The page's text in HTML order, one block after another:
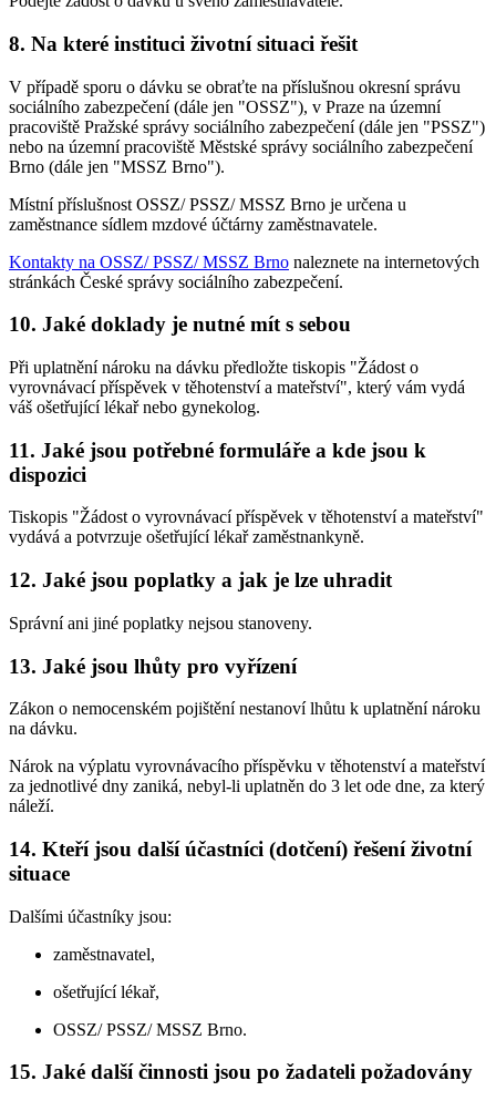
8. Na které instituci životní situaci řešit
V případě sporu o dávku se obraťte na příslušnou okresní správu
sociálního zabezpečení (dále jen "OSSZ"), v Praze na územní
pracoviště Pražské správy sociálního zabezpečení (dále jen "PSSZ")
nebo na územní pracoviště Městské správy sociálního zabezpečení
Brno (dále jen "MSSZ Brno").
Místní příslušnost OSSZ/ PSSZ/ MSSZ Brno je určena u
zaměstnance sídlem mzdové účtárny zaměstnavatele.
Kontakty na OSSZ/ PSSZ/ MSSZ Brno naleznete na internetových
stránkách České správy sociálního zabezpečení.
10. Jaké doklady je nutné mít s sebou
Při uplatnění nároku na dávku předložte tiskopis "Žádost o
vyrovnávací příspěvek v těhotenství a mateřství", který vám vydá
váš ošetřující lékař nebo gynekolog.
11. Jaké jsou potřebné formuláře a kde jsou k
dispozici
Tiskopis "Žádost o vyrovnávací příspěvek v těhotenství a mateřství"
vydává a potvrzuje ošetřující lékař zaměstnankyně.
12. Jaké jsou poplatky a jak je lze uhradit
Správní ani jiné poplatky nejsou stanoveny.
13. Jaké jsou lhůty pro vyřízení
Zákon o nemocenském pojištění nestanoví lhůtu k uplatnění nároku
na dávku.
Nárok na výplatu vyrovnávacího příspěvku v těhotenství a mateřství
za jednotlivé dny zaniká, nebyl-li uplatněn do 3 let ode dne, za který
náleží.
14. Kteří jsou další účastníci (dotčení) řešení životní
situace
Dalšími účastníky jsou:
zaměstnavatel,
ošetřující lékař,
OSSZ/ PSSZ/ MSSZ Brno.
15. Jaké další činnosti jsou po žadateli požadovány